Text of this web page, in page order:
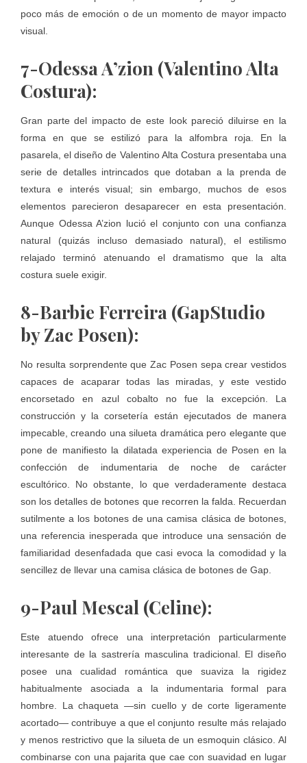
poco más de emoción o de un momento de mayor impacto
visual.
7-Odessa A’zion (Valentino Alta
Costura):
Gran parte del impacto de este look pareció diluirse en la
forma en que se estilizó para la alfombra roja. En la
pasarela, el diseño de Valentino Alta Costura presentaba una
serie de detalles intrincados que dotaban a la prenda de
textura e interés visual; sin embargo, muchos de esos
elementos parecieron desaparecer en esta presentación.
Aunque Odessa A’zion lució el conjunto con una confianza
natural (quizás incluso demasiado natural), el estilismo
relajado terminó atenuando el dramatismo que la alta
costura suele exigir.
8-Barbie Ferreira (GapStudio
by Zac Posen):
No resulta sorprendente que Zac Posen sepa crear vestidos
capaces de acaparar todas las miradas, y este vestido
encorsetado en azul cobalto no fue la excepción. La
construcción y la corsetería están ejecutados de manera
impecable, creando una silueta dramática pero elegante que
pone de manifiesto la dilatada experiencia de Posen en la
confección de indumentaria de noche de carácter
escultórico. No obstante, lo que verdaderamente destaca
son los detalles de botones que recorren la falda. Recuerdan
sutilmente a los botones de una camisa clásica de botones,
una referencia inesperada que introduce una sensación de
familiaridad desenfadada que casi evoca la comodidad y la
sencillez de llevar una camisa clásica de botones de Gap.
9-Paul Mescal (Celine):
Este atuendo ofrece una interpretación particularmente
interesante de la sastrería masculina tradicional. El diseño
posee una cualidad romántica que suaviza la rigidez
habitualmente asociada a la indumentaria formal para
hombre. La chaqueta —sin cuello y de corte ligeramente
acortado— contribuye a que el conjunto resulte más relajado
y menos restrictivo que la silueta de un esmoquin clásico. Al
combinarse con una pajarita que cae con suavidad en lugar